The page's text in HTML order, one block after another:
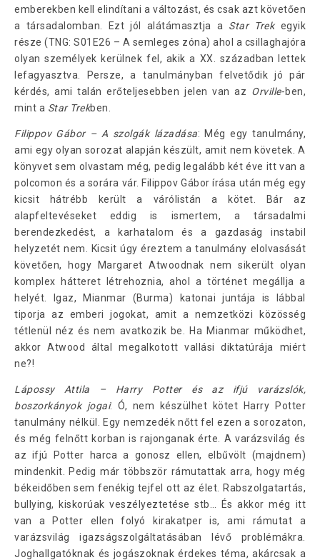
emberekben kell elindítani a változást, és csak azt követően
a társadalomban. Ezt jól alátámasztja a Star Trekegyik
része (TNG: S01E26 – A semleges zóna) ahol a csillaghajóra
olyan személyek kerülnek fel, akik a XX. században lettek
lefagyasztva. Persze, a tanulmányban felvetődik jó pár
kérdés, ami talán erőteljesebben jelen van az Orville-ben,
mint a Star Trekben.
Filippov Gábor – A szolgák lázadása: Még egy tanulmány,
ami egy olyan sorozat alapján készült, amit nem követek. A
könyvet sem olvastam még, pedig legalább két éve itt van a
polcomon és a sorára vár. Filippov Gábor írása után még egy
kicsit hátrébb került a várólistán a kötet. Bár az
alapfeltevéseket eddig is ismertem, a társadalmi
berendezkedést, a karhatalom és a gazdaság instabil
helyzetét nem. Kicsit úgy éreztem a tanulmány elolvasását
követően, hogy Margaret Atwoodnak nem sikerült olyan
komplex hátteret létrehoznia, ahol a történet megállja a
helyét. Igaz, Mianmar (Burma) katonai juntája is lábbal
tiporja az emberi jogokat, amit a nemzetközi közösség
tétlenül néz és nem avatkozik be. Ha Mianmar működhet,
akkor Atwood által megalkotott vallási diktatúrája miért
ne?!
Lápossy Attila – Harry Potter és az ifjú varázslók,
boszorkányok jogai: Ó, nem készülhet kötet Harry Potter
tanulmány nélkül. Egy nemzedék nőtt fel ezen a sorozaton,
és még felnőtt korban is rajonganak érte. A varázsvilág és
az ifjú Potter harca a gonosz ellen, elbűvölt (majdnem)
mindenkit. Pedig már többször rámutattak arra, hogy még
békeidőben sem fenékig tejfel ott az élet. Rabszolgatartás,
bullying, kiskorúak veszélyeztetése stb… És akkor még itt
van a Potter ellen folyó kirakatper is, ami rámutat a
varázsvilág igazságszolgáltatásában lévő problémákra.
Joghallgatóknak és jogászoknak érdekes téma, akárcsak a